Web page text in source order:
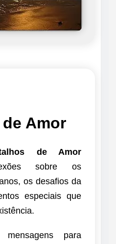
Amor
de Amor
sobre os
os desafios da
especiais que
para